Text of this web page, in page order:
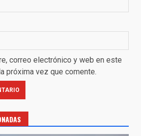
correo electrónico y web en este
próxima vez que comente.